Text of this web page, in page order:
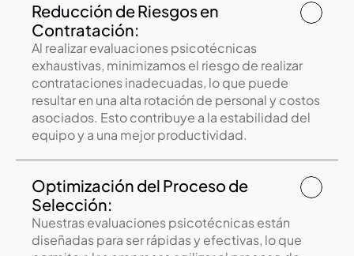
Reducción de Riesgos en
Contratación:
Al realizar evaluaciones psicotécnicas
exhaustivas, minimizamos el riesgo de realizar
contrataciones inadecuadas, lo que puede
resultar en una alta rotación de personal y costos
asociados. Esto contribuye a la estabilidad del
Optimización del Proceso de
Selección:
Nuestras evaluaciones psicotécnicas están
diseñadas para ser rápidas y efectivas, lo que